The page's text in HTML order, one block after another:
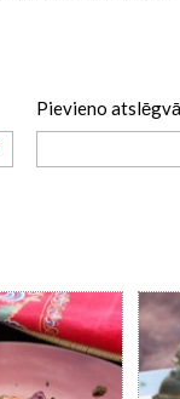
-
Pievieno